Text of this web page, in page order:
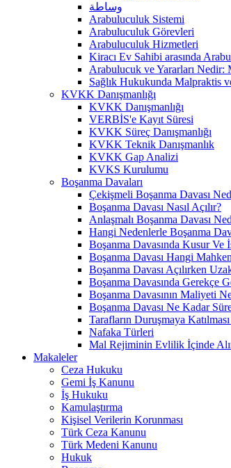
وساطة
Arabuluculuk Sistemi
Arabuluculuk Görevleri
Arabuluculuk Hizmetleri
Kiracı Ev Sahibi arasında
Arabulucuk ve Yararları Nedir:
Sağlık Hukukunda Malpraktis
KVKK Danışmanlığı
KVKK Danışmanlığı
VERBİS'e Kayıt Süresi
KVKK Süreç Danışmanlığı
KVKK Teknik Danışmanlık
KVKK Gap Analizi
KVKS Kurulumu
Boşanma Davaları
Çekişmeli Boşanma Davası
Boşanma Davası Nasıl Açılır?
Anlaşmalı Boşanma Davası
Hangi Nedenlerle Boşanma
Boşanma Davasında Kusur
Boşanma Davası Hangi
Boşanma Davası Açılırken
Boşanma Davasında Gerekçe
Boşanma Davasının Maliyeti
Boşanma Davası Ne Kadar
Tarafların Duruşmaya
Nafaka Türleri
Mal Rejiminin Evlilik İçinde
Makaleler
Ceza Hukuku
Gemi İş Kanunu
İş Hukuku
Kamulaştırma
Kişisel Verilerin Korunması
Türk Ceza Kanunu
Türk Medeni Kanunu
Hukuk